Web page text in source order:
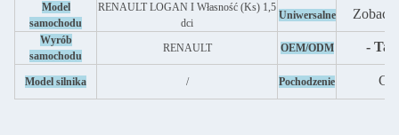
Model
samochodu
RENAULT LOGAN I Własność (Ks) 1,5
dci
Uniwersalne Zobacz
Wyrób
samochodu
RENAULT OEM/ODM -
Model silnika / Pochodzenie